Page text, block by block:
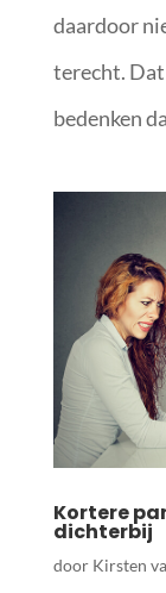
daardoor
terecht.
bedenken
Kortere
dichterbij
door Kirsten